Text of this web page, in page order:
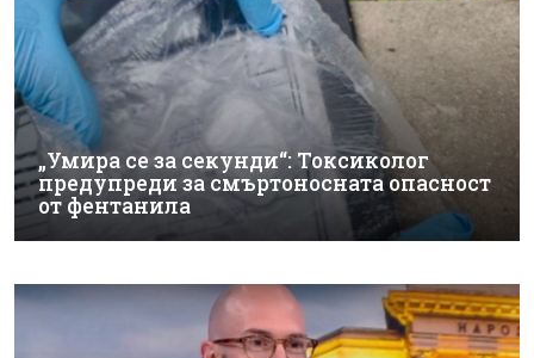
„Умира се за секунди“: Токсиколог
предупреди за смъртоносната опасност
от фентанила